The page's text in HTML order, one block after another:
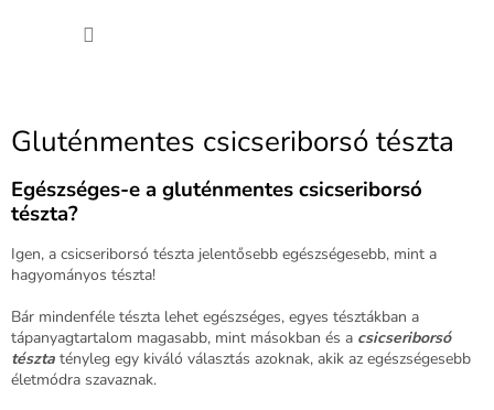
Gluténmentes csicseriborsó tészta
Egészséges-e a gluténmentes csicseriborsó
tészta?
Igen, a csicseriborsó tészta jelentősebb egészségesebb, mint a
hagyományos tészta!
Bár mindenféle tészta lehet egészséges, egyes tésztákban a
tápanyagtartalom magasabb, mint másokban és a csicseriborsó
tészta tényleg egy kiváló választás azoknak, akik az egészségesebb
életmódra szavaznak.